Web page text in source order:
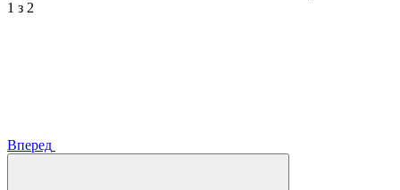
1 з 2
Вперед